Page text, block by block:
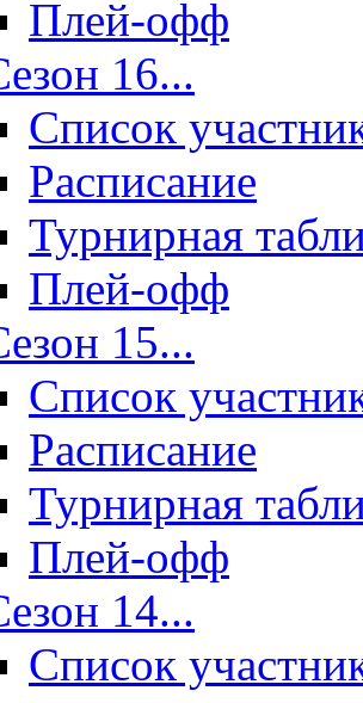
Плей-офф
16...
Список
Расписание
Турнирная
Плей-офф
15...
Список
Расписание
Турнирная
Плей-офф
14...
Список